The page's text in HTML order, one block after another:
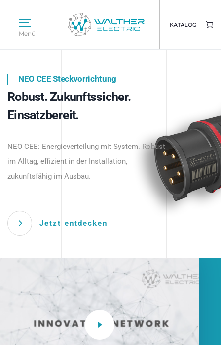
Menü
KATALOG
Intelligente Stromverteilung
beginnt hier.
NEO CEE Steckvorrichtung
Robust. Zukunftssicher.
Einsatzbereit.
NEO CEE: Energieverteilung mit System. Robust
im Alltag, effizient in der Installation,
zukunftsfähig im Ausbau.
Jetzt entdecken
Intelligenz trifft Energie.
Anwendungen – robust, IP-geschützt und
zukunftsfähig.